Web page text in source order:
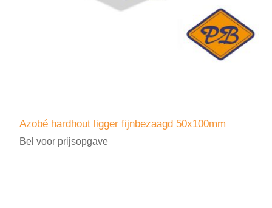
Azobé hardhout ligger fijnbezaagd 50x100mm
Bel voor prijsopgave